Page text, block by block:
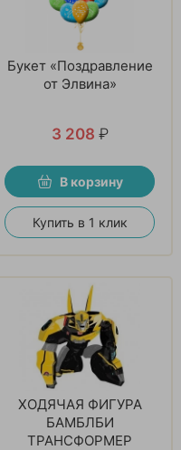
Букет «Поздравление
от Элвина»
3 208 ₽
В корзину
Купить в 1 клик
ХОДЯЧАЯ ФИГУРА
БАМБЛБИ
ТРАНСФОРМЕР